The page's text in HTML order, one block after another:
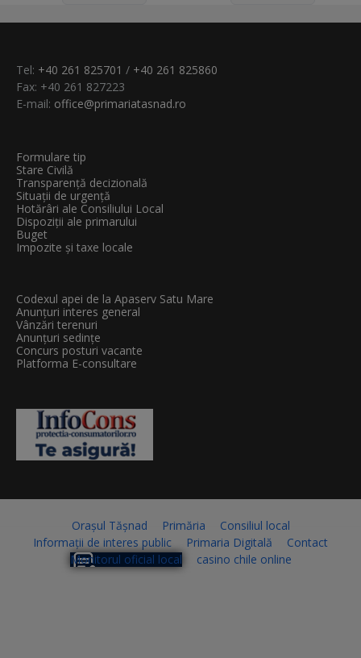
Tel: +40 261 825701 / +40 261 825860
Fax: +40 261 827223
E-mail: office@primariatasnad.ro
Formulare tip
Stare Civilă
Transparenţă decizională
Situații de urgență
Hotărâri ale Consiliului Local
Dispoziții ale primarului
Buget
Impozite și taxe locale
Codexul apei de la Apaserv Satu Mare
Anunțuri interes general
Vânzări terenuri
Anunțuri sedințe
Concurs posturi vacante
Platforma E-consultare
Orașul Tășnad Primăria
Consiliul local
Informații de interes public
Primaria Digitală
Contact
Monitorul oficial local
casino chile online